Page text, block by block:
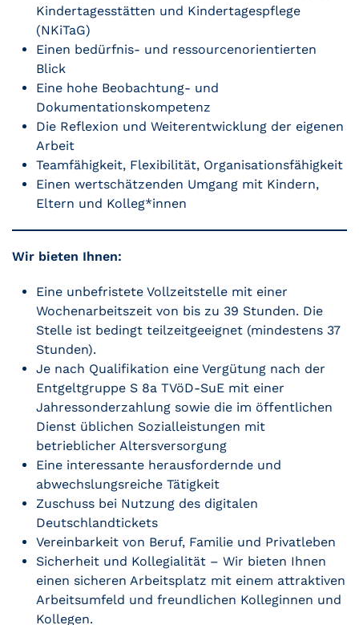
Kindertagesstätten und Kindertagespflege
(NKiTaG)
Einen bedürfnis- und ressourcenorientierten
Blick
Eine hohe Beobachtung- und
Dokumentationskompetenz
Die Reflexion und Weiterentwicklung der eigenen
Arbeit
Teamfähigkeit, Flexibilität, Organisationsfähigkeit
Einen wertschätzenden Umgang mit Kindern,
Eltern und Kolleg*innen
Wir bieten Ihnen:
Eine unbefristete Vollzeitstelle mit einer
Wochenarbeitszeit von bis zu 39 Stunden. Die
Stelle ist bedingt teilzeitgeeignet (mindestens 37
Stunden).
Je nach Qualifikation eine Vergütung nach der
Entgeltgruppe S 8a TVöD-SuE mit einer
Jahressonderzahlung sowie die im öffentlichen
Dienst üblichen Sozialleistungen mit
betrieblicher Altersversorgung
Eine interessante herausfordernde und
abwechslungsreiche Tätigkeit
Zuschuss bei Nutzung des digitalen
Deutschlandtickets
Vereinbarkeit von Beruf, Familie und Privatleben
Sicherheit und Kollegialität – Wir bieten Ihnen
einen sicheren Arbeitsplatz mit einem attraktiven
Arbeitsumfeld und freundlichen Kolleginnen und
Kollegen.